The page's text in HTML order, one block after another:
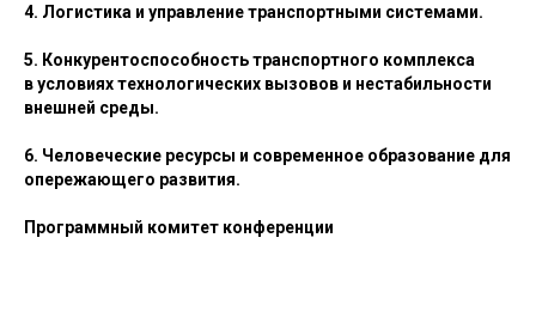
4. Логистика и управление транспортными системами.
5. Конкурентоспособность транспортного комплекса
в условиях технологических вызовов и нестабильности
внешней среды.
6. Человеческие ресурсы и современное образование для
опережающего развития.
Программный комитет конференции